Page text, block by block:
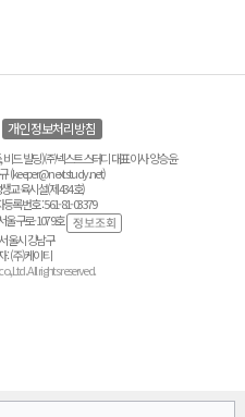
개인정보처리방침
드 빌딩) ㈜넥스트스터디 대표이사 양승윤
(keeper@nextstudy.net)
교육시설(제434호)
록번호 : 561-81-03379
울구로-1079호
울시 강남구
: (주)케이티
All rights reserved.